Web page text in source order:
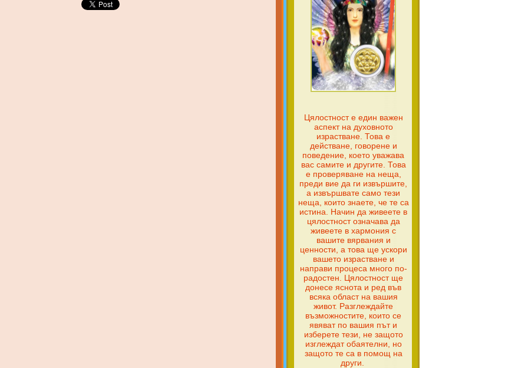
Цялостност е един важен
аспект на духовното
израстване. Това е
действане, говорене и
поведение, което уважава
вас самите и другите. Това
е проверяване на неща,
преди вие да ги извършите,
а извършвате само тези
неща, които знаете, че те са
истина. Начин да живеете в
цялостност означава да
живеете в хармония с
вашите вярвания и
ценности, а това ще ускори
вашето израстване и
направи процеса много по-
радостен. Цялостност ще
донесе яснота и ред във
всяка област на вашия
живот. Разглеждайте
възможностите, които се
явяват по вашия път и
изберете тези, не защото
изглеждат обаятелни, но
защото те са в помощ на
други.